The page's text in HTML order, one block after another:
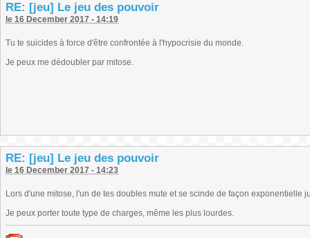
RE: [jeu] Le jeu des pouvoir
le 16 December 2017 - 14:19
Tu te suicides à force d'être confrontée à l'hypocrisie du monde.
Je peux me dédoubler par mitose.
RE: [jeu] Le jeu des pouvoir
le 16 December 2017 - 14:23
Lors d'une mitose, l'un de tes doubles mute et se scinde de façon exponentielle
Je peux porter toute type de charges, même les plus lourdes.